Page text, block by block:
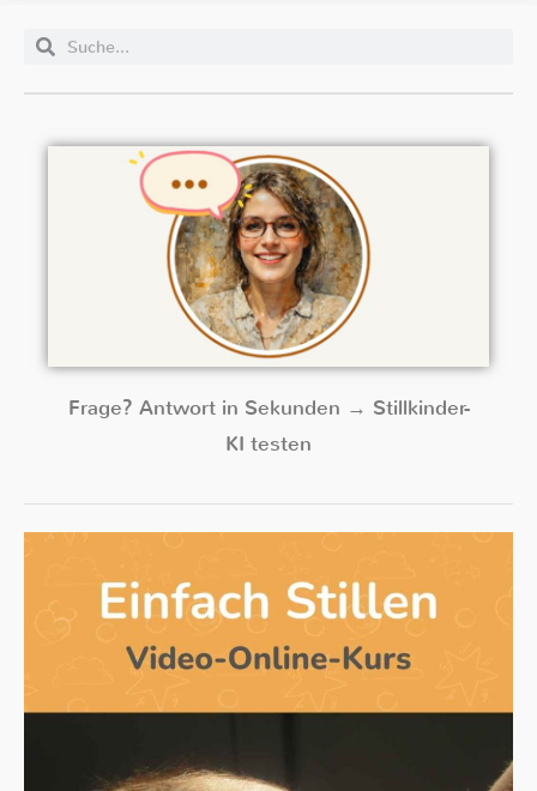
Frage? Antwort in Sekunden → Stillkinder-
KI testen